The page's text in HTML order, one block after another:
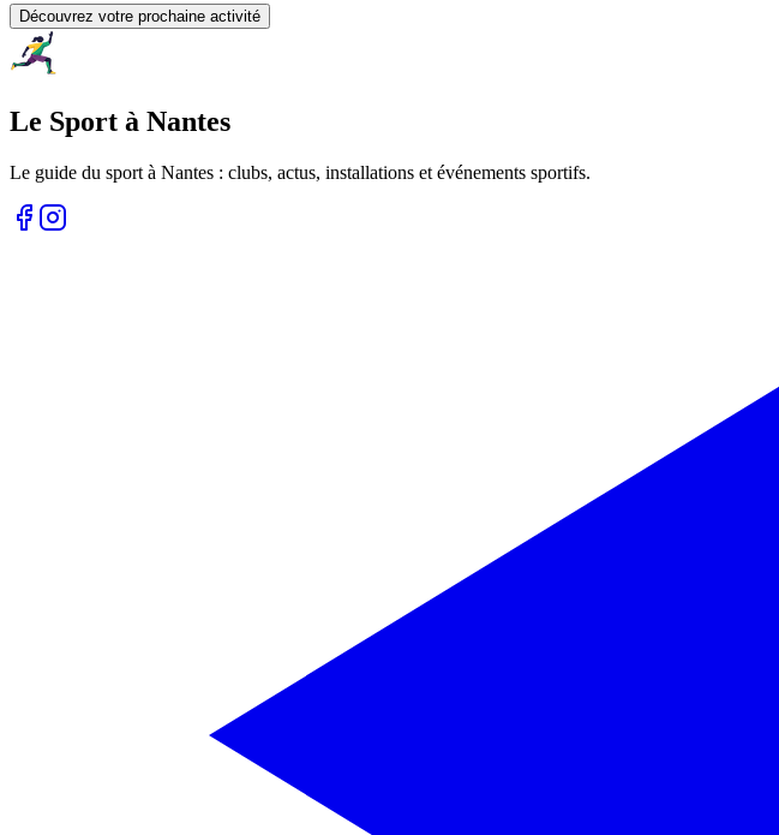
Découvrez votre prochaine activité
Le Sport à Nantes
Le guide du sport à Nantes : clubs, actus, installations et événements sportifs.